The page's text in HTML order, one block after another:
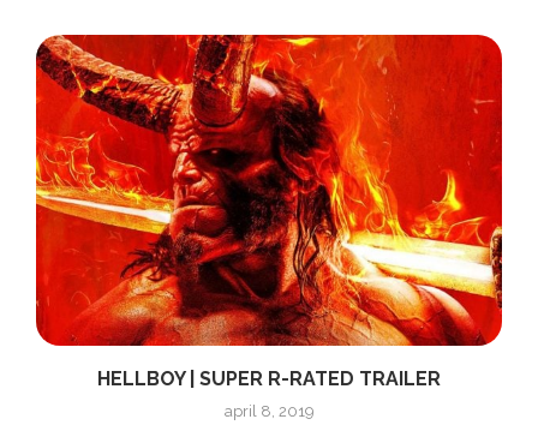
HELLBOY | SUPER R-RATED TRAILER
april 8, 2019